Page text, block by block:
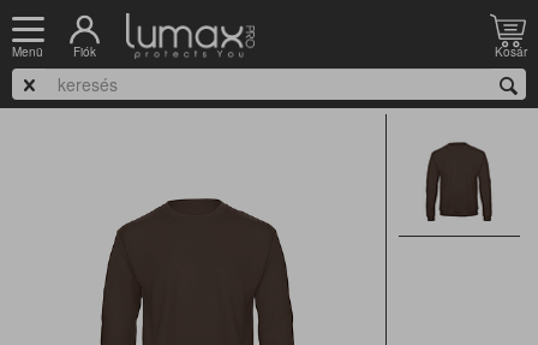
Menü Fiók Kosár
Nyitólap Munkaruházat Kabát, softshell, pulóver, mellény Pulóver